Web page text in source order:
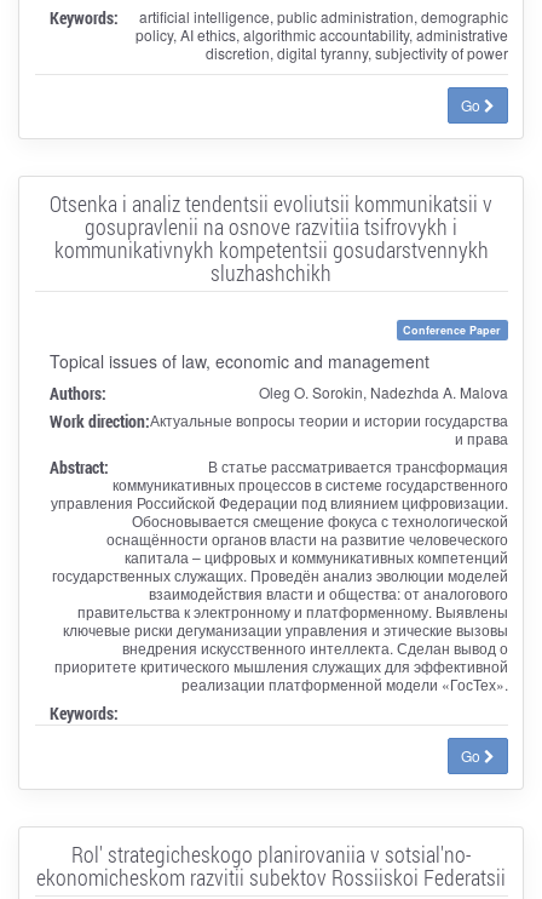
Keywords:
artificial intelligence, public administration, demographic
policy, AI ethics, algorithmic accountability, administrative
discretion, digital tyranny, subjectivity of power
Go
Otsenka i analiz tendentsii evoliutsii kommunikatsii v
gosupravlenii na osnove razvitiia tsifrovykh i
kommunikativnykh kompetentsii gosudarstvennykh
sluzhashchikh
Conference Paper
Topical issues of law, economic and management
Authors: Oleg O. Sorokin, Nadezhda A. Malova
Work direction:Актуальные вопросы теории и истории государства
и права
Abstract:
В статье рассматривается трансформация
коммуникативных процессов в системе государственного
управления Российской Федерации под влиянием цифровизации.
Обосновывается смещение фокуса с технологической
оснащённости органов власти на развитие человеческого
капитала – цифровых и коммуникативных компетенций
государственных служащих. Проведён анализ эволюции моделей
взаимодействия власти и общества: от аналогового
правительства к электронному и платформенному. Выявлены
ключевые риски дегуманизации управления и этические вызовы
внедрения искусственного интеллекта. Сделан вывод о
приоритете критического мышления служащих для эффективной
реализации платформенной модели «ГосТех».
Keywords:
Go
Rol' strategicheskogo planirovaniia v sotsial'no-
ekonomicheskom razvitii subektov Rossiiskoi Federatsii